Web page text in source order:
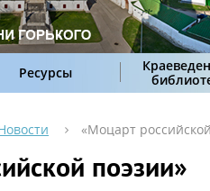
Ресурсы
«Моцарт
поэзии»